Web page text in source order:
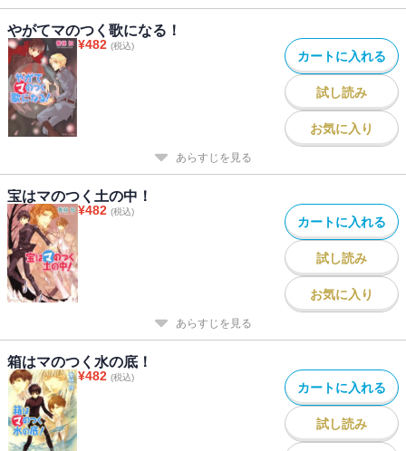
やがてマのつく歌になる！
¥482 (税込)
カートに入れる
試し読み
お気に入り
あらすじを見る
宝はマのつく土の中！
¥482 (税込)
カートに入れる
試し読み
お気に入り
あらすじを見る
箱はマのつく水の底！
¥482 (税込)
カートに入れる
試し読み